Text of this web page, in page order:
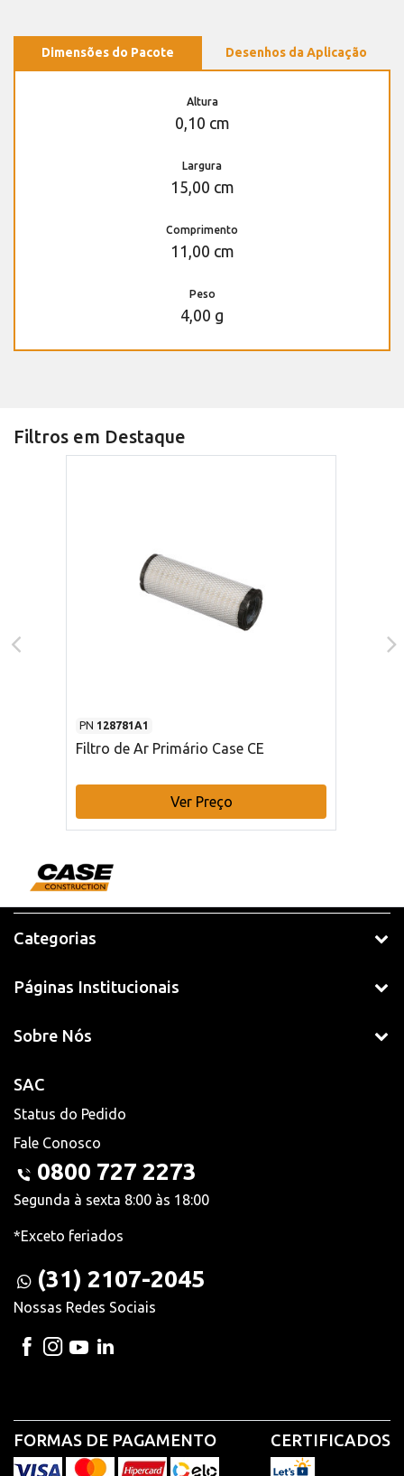
Dimensões do Pacote Desenhos da Aplicação
Altura
0,10 cm
Largura
15,00 cm
Comprimento
11,00 cm
Peso
4,00 g
Filtros em Destaque
PN 128781A1
Filtro de Ar Primário Case CE
Ver Preço
Categorias
Páginas Institucionais
Sobre Nós
SAC
Status do Pedido
Fale Conosco
0800 727 2273
Segunda à sexta 8:00 às 18:00
*Exceto feriados
(31) 2107-2045
Nossas Redes Sociais
FORMAS DE PAGAMENTO CERTIFICADOS